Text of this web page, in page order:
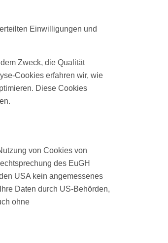
Einwilligungen und
Zweck, die Qualität
Cookies erfahren wir, wie
Diese Cookies
von Cookies von
des EuGH
USA kein angemessenes
Daten durch US-Behörden,
ohne